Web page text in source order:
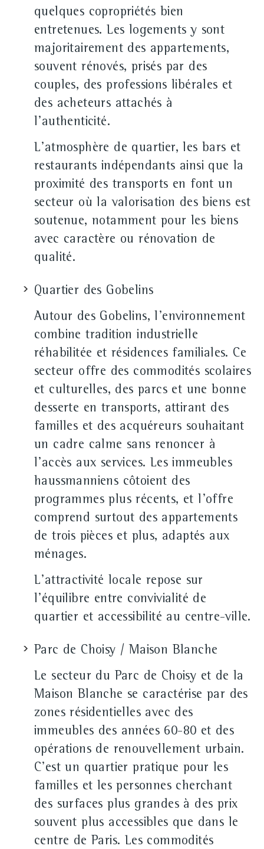
quelques copropriétés bien
entretenues. Les logements y sont
majoritairement des appartements,
souvent rénovés, prisés par des
couples, des professions libérales et
des acheteurs attachés à
l'authenticité.
L'atmosphère de quartier, les bars et
restaurants indépendants ainsi que la
proximité des transports en font un
secteur où la valorisation des biens est
soutenue, notamment pour les biens
avec caractère ou rénovation de
qualité.
Quartier des Gobelins
Autour des Gobelins, l'environnement
combine tradition industrielle
réhabilitée et résidences familiales. Ce
secteur offre des commodités scolaires
et culturelles, des parcs et une bonne
desserte en transports, attirant des
familles et des acquéreurs souhaitant
un cadre calme sans renoncer à
l'accès aux services. Les immeubles
haussmanniens côtoient des
programmes plus récents, et l'offre
comprend surtout des appartements
de trois pièces et plus, adaptés aux
ménages.
L'attractivité locale repose sur
l'équilibre entre convivialité de
quartier et accessibilité au centre‑ville.
Parc de Choisy / Maison Blanche
Le secteur du Parc de Choisy et de la
Maison Blanche se caractérise par des
zones résidentielles avec des
immeubles des années 60‑80 et des
opérations de renouvellement urbain.
C'est un quartier pratique pour les
familles et les personnes cherchant
des surfaces plus grandes à des prix
souvent plus accessibles que dans le
centre de Paris. Les commodités